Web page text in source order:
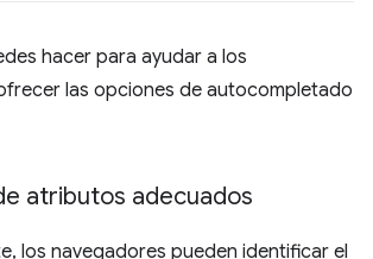
hacer para ayudar a los
las opciones de autocompletado
atributos adecuados
los navegadores pueden identificar el